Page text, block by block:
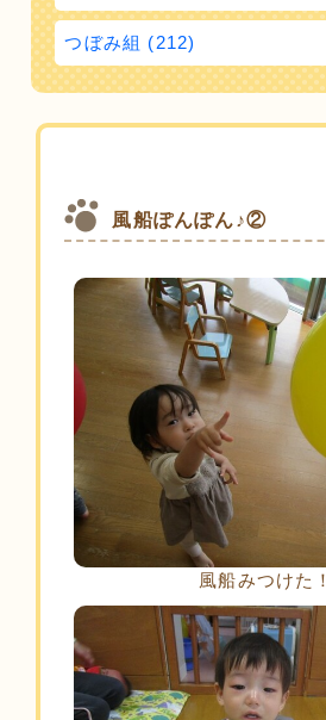
つぼみ組 (212)
風船ぽんぽん♪②
風船みつけた！